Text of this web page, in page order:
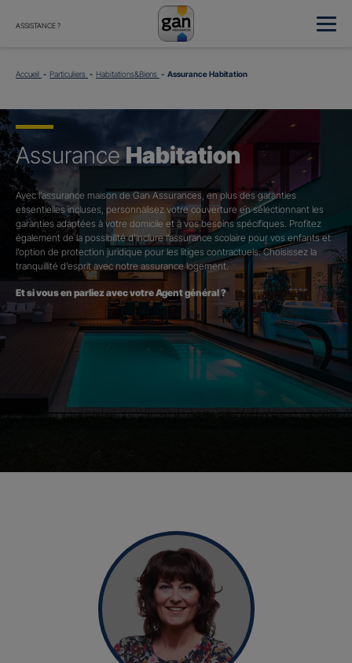
ASSISTANCE ?
Accueil Particuliers Habitations&Biens Assurance Habitation
AssuranceHabitation
Avec l’assurance maison de Gan Assurances, en plus des garanties
essentielles incluses, personnalisez votre couverture en sélectionnant les
garanties adaptées à votre domicile et à vos besoins spécifiques. Profitez
également de la possibilité d’inclure l’assurance scolaire pour vos enfants et
l’option de protection juridique pour les litiges contractuels. Choisissez la
tranquillité d’esprit avec notre assurance logement.
Et si vous en parliez avec votre Agent général ?